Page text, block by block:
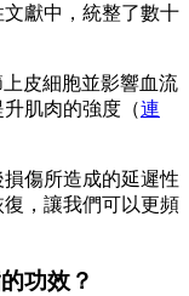
獻中，統整了數十
皮細胞並影響血流
肌肉的強度（連
傷所造成的延遲性
，讓我們可以更頻
功效？